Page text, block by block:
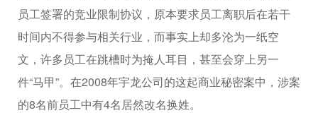
员工签署的竞业限制协议，原本要求员工离职后在若干
时间内不得参与相关行业，而事实上却多沦为一纸空
文，许多员工在跳槽时为掩人耳目，甚至会穿上另一
件“马甲”。在2008年宇龙公司的这起商业秘密案中，涉案
的8名前员工中有4名居然改名换姓。